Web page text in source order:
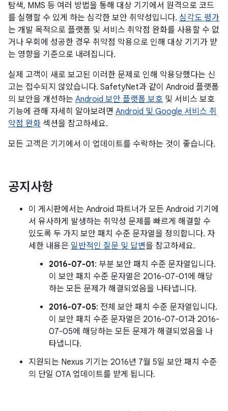
탐색, MMS 등 여러 방법을 통해 대상 기기에서 원격으로 코드
를 실행할 수 있게 하는 심각한 보안 취약성입니다. 심각도 평가
는 개발 목적으로 플랫폼 및 서비스 취약점 완화를 사용할 수 없
거나 우회에 성공한 경우 취약점 악용으로 인해 대상 기기가 받
는 영향을 기준으로 내려집니다.
실제 고객이 새로 보고된 이러한 문제로 인해 악용당했다는 신
고는 접수되지 않았습니다. SafetyNet과 같이 Android 플랫폼
의 보안을 개선하는 Android 보안 플랫폼 보호 및 서비스 보호
기능에 관해 자세히 알아보려면 Android 및 Google 서비스 취
약점 완화 섹션을 참고하세요.
모든 고객은 기기에서 이 업데이트를 수락하는 것이 좋습니다.
공지사항
이 게시판에서는 Android 파트너가 모든 Android 기기에
서 유사하게 발생하는 취약성 문제를 빠르게 해결할 수
있도록 두 가지 보안 패치 수준 문자열을 정의합니다. 자
세한 내용은 일반적인 질문 및 답변을 참고하세요.
2016-07-01: 부분 보안 패치 수준 문자열입니다.
이 보안 패치 수준 문자열은 2016-07-01에 해당
하는 모든 문제가 해결되었음을 나타냅니다.
2016-07-05: 전체 보안 패치 수준 문자열입니다.
이 보안 패치 수준 문자열은 2016-07-01과 2016-
07-05에 해당하는 모든 문제가 해결되었음을 나
타냅니다.
지원되는 Nexus 기기는 2016년 7월 5일 보안 패치 수준
의 단일 OTA 업데이트를 받게 됩니다.